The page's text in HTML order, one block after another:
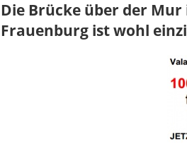
Die Brücke über der
Frauenburg ist wohl